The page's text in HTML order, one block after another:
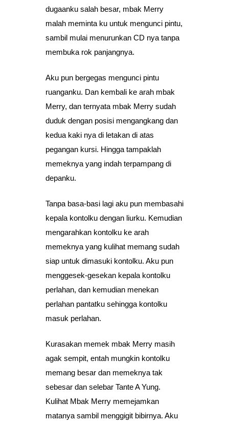
dugaanku salah besar, mbak Merry
malah meminta ku untuk mengunci pintu,
sambil mulai menurunkan CD nya tanpa
membuka rok panjangnya.
Aku pun bergegas mengunci pintu
ruanganku. Dan kembali ke arah mbak
Merry, dan ternyata mbak Merry sudah
duduk dengan posisi mengangkang dan
kedua kaki nya di letakan di atas
pegangan kursi. Hingga tampaklah
memeknya yang indah terpampang di
depanku.
Tanpa basa-basi lagi aku pun membasahi
kepala kontolku dengan liurku. Kemudian
mengarahkan kontolku ke arah
memeknya yang kulihat memang sudah
siap untuk dimasuki kontolku. Aku pun
menggesek-gesekan kepala kontolku
perlahan, dan kemudian menekan
perlahan pantatku sehingga kontolku
masuk perlahan.
Kurasakan memek mbak Merry masih
agak sempit, entah mungkin kontolku
memang besar dan memeknya tak
sebesar dan selebar Tante A Yung.
Kulihat Mbak Merry memejamkan
matanya sambil menggigit bibirnya. Aku